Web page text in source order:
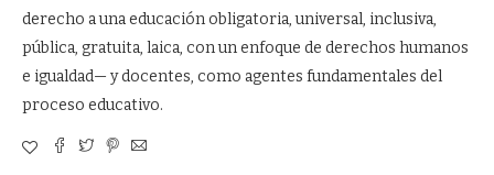
derecho a una educación obligatoria, universal, inclusiva,
pública, gratuita, laica, con un enfoque de derechos humanos
e igualdad— y docentes, como agentes fundamentales del
proceso educativo.